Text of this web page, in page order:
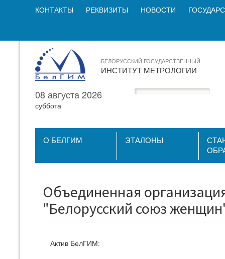
КОНТАКТЫ РЕКВИЗИТЫ НОВОСТИ
БЕЛОРУССКИЙ ГОСУДАРСТВЕННЫЙ
ИНСТИТУТ МЕТРОЛОГИИ
08 августа 2026
суббота
О БЕЛГИМ ЭТАЛОНЫ
Объединенная
"Белорусский союз
Актив БелГИМ: